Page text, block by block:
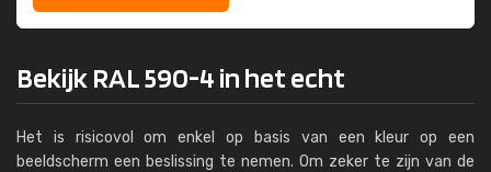
Bekijk RAL 590-4 in het echt
Het is risicovol om enkel op basis van een kleur op een
beeldscherm een beslissing te nemen. Om zeker te zijn van de